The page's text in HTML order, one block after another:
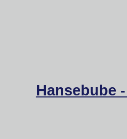
Hansebube